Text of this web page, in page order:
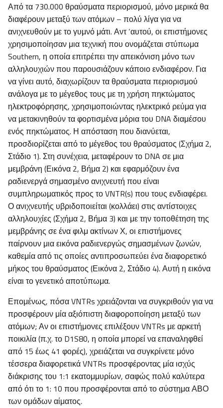
Από τα 730.000 θραύσματα περιορισμού, μόνο μερικά θα
διαφέρουν μεταξύ των ατόμων – πολύ λίγα για να
ανιχνευθούν με το γυμνό μάτι. Αντ ‘αυτού, οι επιστήμονες
χρησιμοποίησαν μια τεχνική που ονομάζεται στύπωμα
Southern, η οποία επιτρέπει την απεικόνιση μόνο των
αλληλουχιών που παρουσιάζουν κάποιο ενδιαφέρον. Για
να γίνει αυτό, διαχωρίζουν τα θραύσματα περιορισμού
ανάλογα με το μέγεθος τους με τη χρήση πηκτώματος
ηλεκτροφόρησης, χρησιμοποιώντας ηλεκτρικό ρεύμα για
να μετακινηθούν τα φορτισμένα μόρια του DNA διαμέσου
ενός πηκτώματος. Η απόσταση που διανύεται,
προσδιορίζεται από το μέγεθος του θραύσματος (Σχήμα 2,
Στάδιο 1). Στη συνέχεια, μεταφέρουν το DNA σε μια
μεμβράνη (Εικόνα 2, Βήμα 2) και εφαρμόζουν ένα
ραδιενεργά σημασμένο ανιχνευτή που είναι
συμπληρωματικός προς το VNTR(s) που τους ενδιαφέρει.
Ο ανιχνευτής υβριδοποιείται (κολλάει) στις αντίστοιχες
αλληλουχίες (Σχήμα 2, Βήμα 3) και με την τοποθέτηση της
μεμβράνης σε ένα φιλμ ακτίνων Χ, οι επιστήμονες
παίρνουν μια εικόνα ραδιενεργώς σημασμένων ζωνών,
καθεμία από τις οποίες αντιπροσωπεύει ένα διαφορετικό
μήκος του θραύσματος (Εικόνα 2, Στάδιο 4). Αυτή η εικόνα
είναι το γενετικό αποτύπωμα.
Επομένως, πόσα VNTRs χρειάζονται να συγκριθούν για να
προσφέρουν μία αξιόπιστη διαφοροποίηση μεταξύ των
ατόμων; Αν οι επιστήμονες επιλέξουν VNTRs με αρκετή
ποικιλία (π.χ. το D1S80, η οποία μπορεί να επαναληφθεί
από 15 έως 41 φορές), χρειάζεται να συγκρίνετε μόνο
τέσσερα διαφορετικά VNTRs προσφέροντας μία ισχύς
διάκρισης του 1:1 εκατομμυρίων, σαφώς πολύ καλύτερα
από ότι το 1: 10 που προσφέρονται από το σύστημα ΑΒΟ
των ομάδων αίματος.